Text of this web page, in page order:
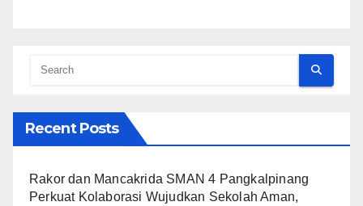
Recent Posts
Rakor dan Mancakrida SMAN 4 Pangkalpinang
Perkuat Kolaborasi Wujudkan Sekolah Aman,